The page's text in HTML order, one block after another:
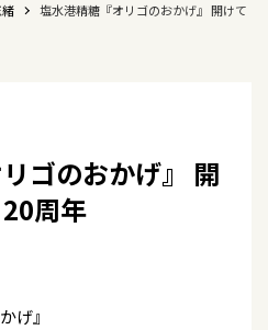
緒
塩水港精糖『オリゴのおかげ』 開けて
ゴのおかげ』 開
周年
げ』